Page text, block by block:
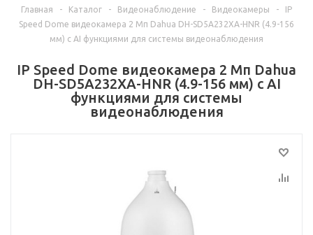
Главная - Каталог - Видеонаблюдение - Видеокамеры -
IP
Speed Dome видеокамера 2 Мп Dahua DH-SD5A232XA-HNR (4.9-156
мм) с AI функциями для системы видеонаблюдения
IP Speed Dome видеокамера 2 Мп Dahua
DH-SD5A232XA-HNR (4.9-156 мм) с AI
функциями для системы
видеонаблюдения